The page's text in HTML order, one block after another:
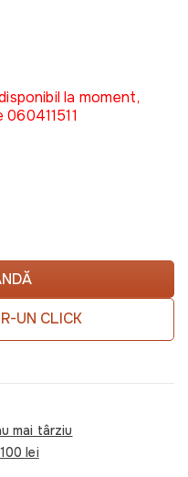
la moment,
UN CLICK
mai târziu
lei